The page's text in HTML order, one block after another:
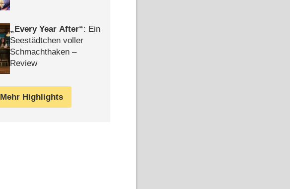
Every Year After : Ein
Seestädtchen voller
Schmachthaken –
Review
Mehr Highlights